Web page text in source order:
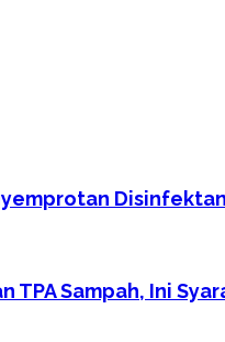
Disinfektan
TPA Sampah, Ini